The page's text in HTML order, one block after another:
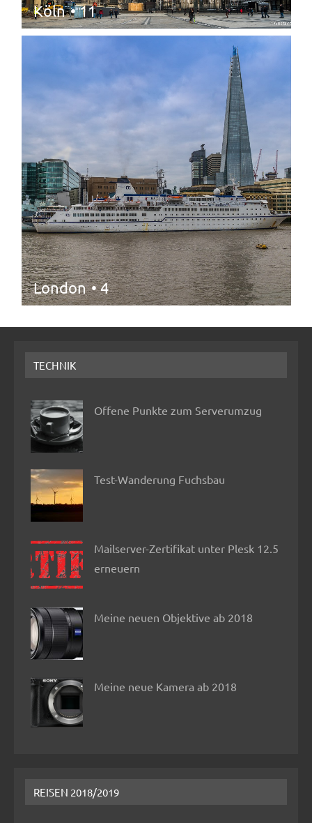
Köln • 11
London • 4
TECHNIK
Offene Punkte zum Serverumzug
Test-Wanderung Fuchsbau
Mailserver-Zertifikat unter Plesk 12.5
erneuern
Meine neuen Objektive ab 2018
Meine neue Kamera ab 2018
REISEN 2018/2019